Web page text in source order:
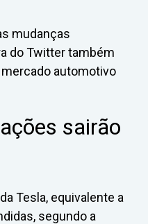
mudanças
do Twitter também
automotivo
sairão
Tesla, equivalente a
segundo a